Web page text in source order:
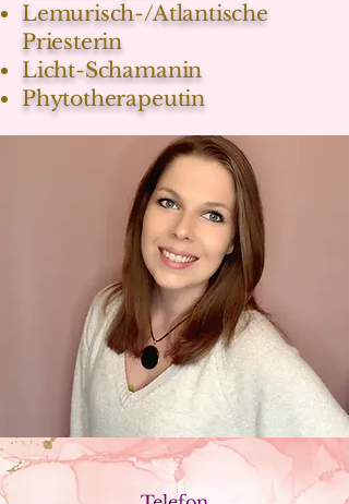
Lemurisch-/Atlantische
Priesterin
Licht-Schamanin
Phytotherapeutin